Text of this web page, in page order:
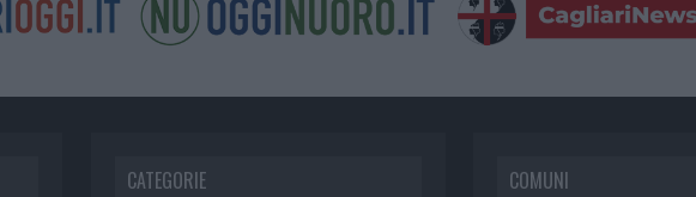
CATEGORIE COMUNI